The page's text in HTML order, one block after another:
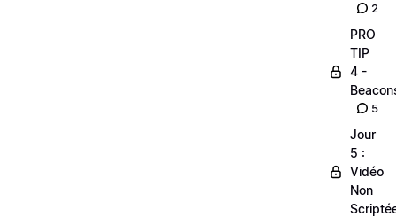
2
PRO
TIP
4 -
5
Jour
5 :
Vidéo
Non